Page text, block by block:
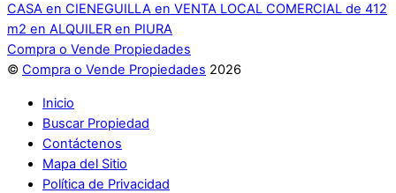
CASA en CIENEGUILLA en VENTA LOCAL COMERCIAL de 412
m2 en ALQUILER en PIURA
Compra o Vende Propiedades
© Compra o Vende Propiedades 2026
Inicio
Buscar Propiedad
Contáctenos
Mapa del Sitio
Política de Privacidad